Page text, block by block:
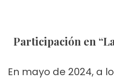
Participación en
En mayo de 2024, a